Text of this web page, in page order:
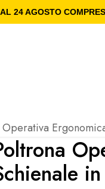
24 AGOSTO
Operativa